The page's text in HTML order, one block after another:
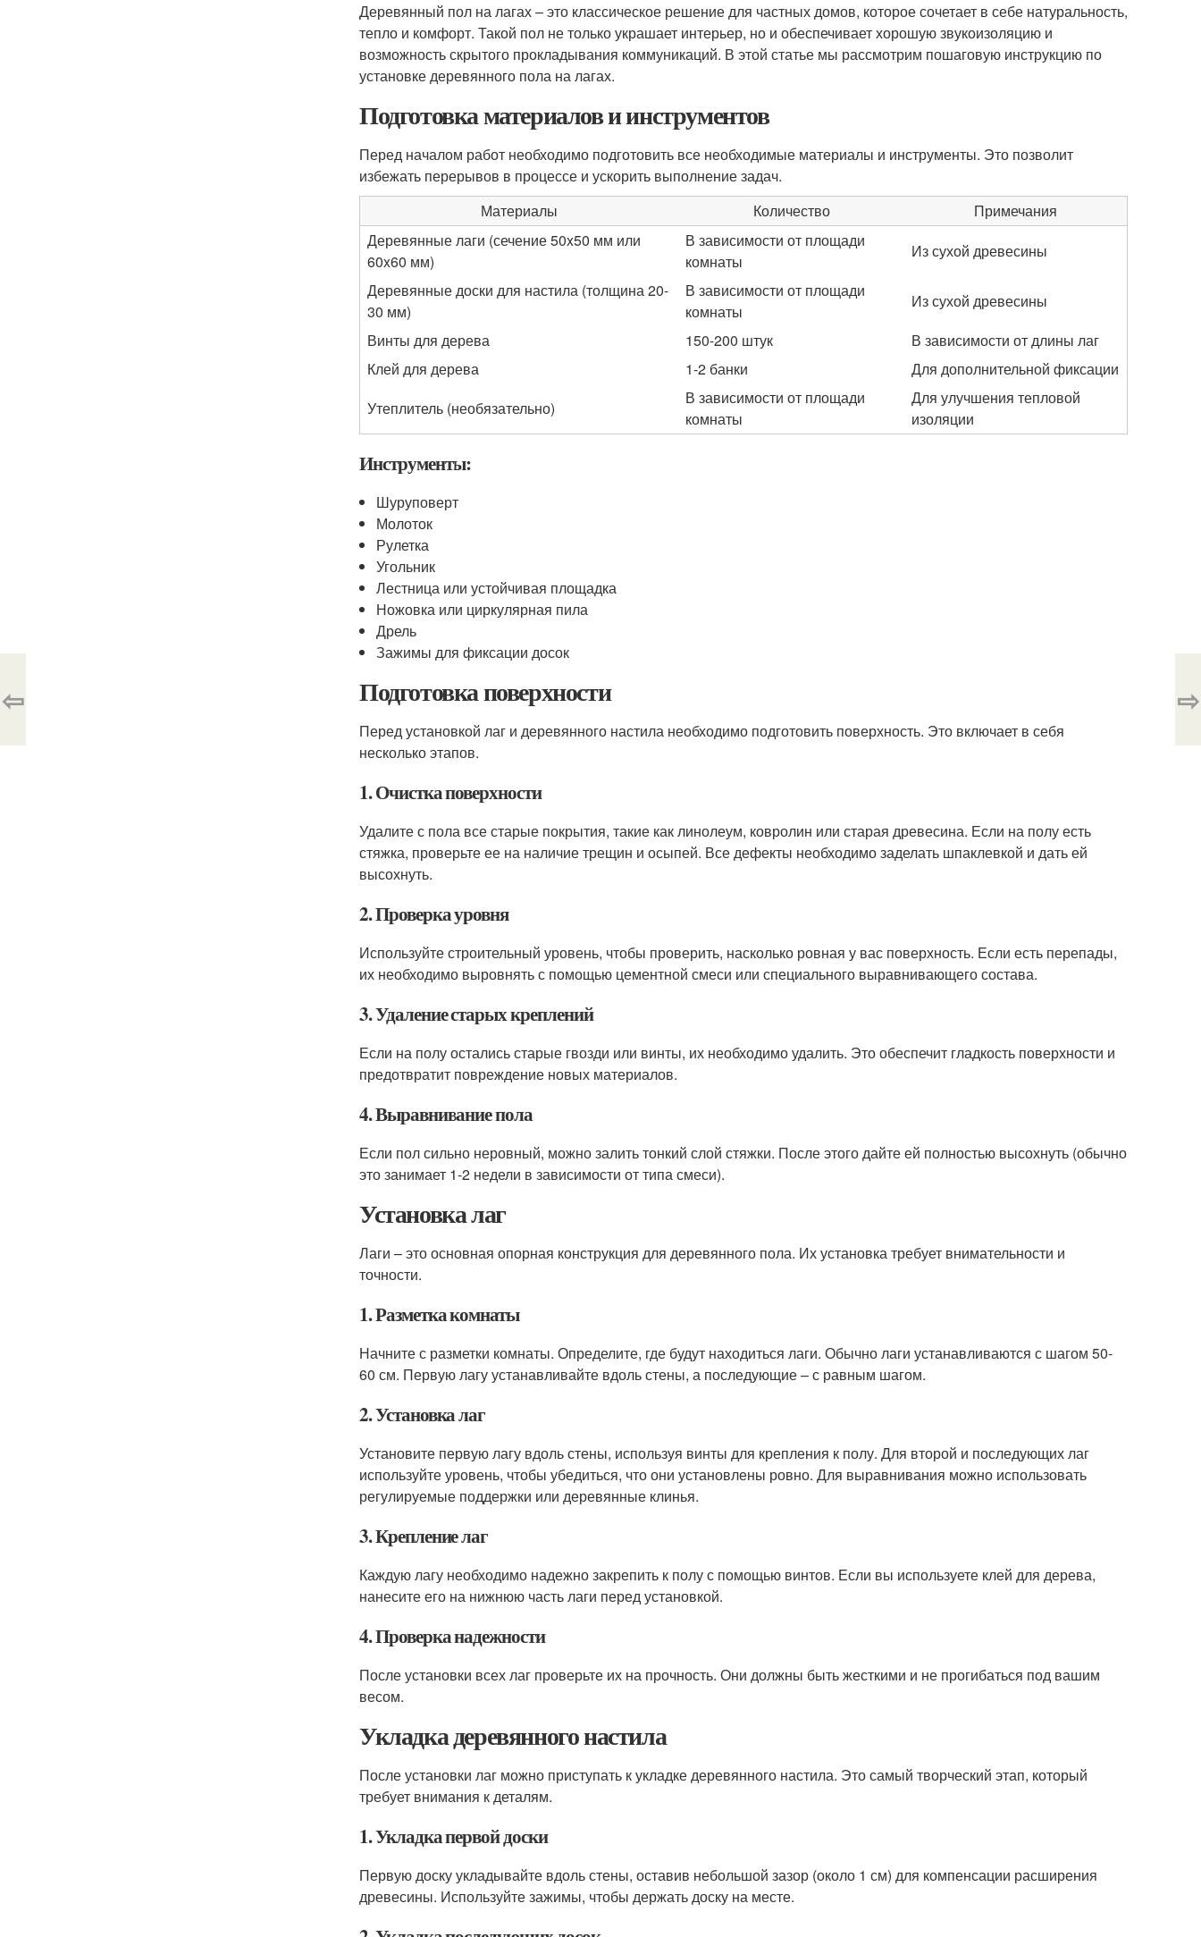
Деревянный пол на лагах – это классическое решение для частных домов, которое сочетает в себе натуральность,
тепло и комфорт. Такой пол не только украшает интерьер, но и обеспечивает хорошую звукоизоляцию и
возможность скрытого прокладывания коммуникаций. В этой статье мы рассмотрим пошаговую инструкцию по
установке деревянного пола на лагах.
Подготовка материалов и инструментов
Перед началом работ необходимо подготовить все необходимые материалы и инструменты. Это позволит
избежать перерывов в процессе и ускорить выполнение задач.
Материалы
Количество
Примечания
Деревянные лаги (сечение 50x50 мм или
60x60 мм)
В зависимости от площади
комнаты
Из сухой древесины
Деревянные доски для настила (толщина 20-
30 мм)
В зависимости от площади
комнаты
Из сухой древесины
Винты для дерева
150-200 штук
В зависимости от длины лаг
Клей для дерева
1-2 банки
Для дополнительной фиксации
Утеплитель (необязательно)
В зависимости от площади
комнаты
Для улучшения тепловой
изоляции
Инструменты:
Шуруповерт
Молоток
Рулетка
Угольник
Лестница или устойчивая площадка
Ножовка или циркулярная пила
Дрель
Зажимы для фиксации досок
Подготовка поверхности
Перед установкой лаг и деревянного настила необходимо подготовить поверхность. Это включает в себя
несколько этапов.
1. Очистка поверхности
Удалите с пола все старые покрытия, такие как линолеум, ковролин или старая древесина. Если на полу есть
стяжка, проверьте ее на наличие трещин и осыпей. Все дефекты необходимо заделать шпаклевкой и дать ей
высохнуть.
2. Проверка уровня
Используйте строительный уровень, чтобы проверить, насколько ровная у вас поверхность. Если есть перепады,
их необходимо выровнять с помощью цементной смеси или специального выравнивающего состава.
3. Удаление старых креплений
Если на полу остались старые гвозди или винты, их необходимо удалить. Это обеспечит гладкость поверхности и
предотвратит повреждение новых материалов.
4. Выравнивание пола
Если пол сильно неровный, можно залить тонкий слой стяжки. После этого дайте ей полностью высохнуть (обычно
это занимает 1-2 недели в зависимости от типа смеси).
Установка лаг
Лаги – это основная опорная конструкция для деревянного пола. Их установка требует внимательности и
точности.
1. Разметка комнаты
Начните с разметки комнаты. Определите, где будут находиться лаги. Обычно лаги устанавливаются с шагом 50-
60 см. Первую лагу устанавливайте вдоль стены, а последующие – с равным шагом.
2. Установка лаг
Установите первую лагу вдоль стены, используя винты для крепления к полу. Для второй и последующих лаг
используйте уровень, чтобы убедиться, что они установлены ровно. Для выравнивания можно использовать
регулируемые поддержки или деревянные клинья.
3. Крепление лаг
Каждую лагу необходимо надежно закрепить к полу с помощью винтов. Если вы используете клей для дерева,
нанесите его на нижнюю часть лаги перед установкой.
4. Проверка надежности
После установки всех лаг проверьте их на прочность. Они должны быть жесткими и не прогибаться под вашим
весом.
Укладка деревянного настила
После установки лаг можно приступать к укладке деревянного настила. Это самый творческий этап, который
требует внимания к деталям.
1. Укладка первой доски
Первую доску укладывайте вдоль стены, оставив небольшой зазор (около 1 см) для компенсации расширения
древесины. Используйте зажимы, чтобы держать доску на месте.
⇦ ⇨